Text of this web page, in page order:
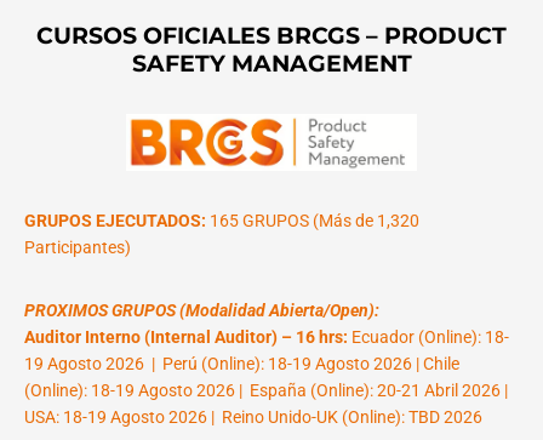
CURSOS OFICIALES BRCGS – PRODUCT
SAFETY MANAGEMENT
GRUPOS EJECUTADOS: 165 GRUPOS (Más de 1,320
Participantes)
PROXIMOS GRUPOS (Modalidad Abierta/Open):
Auditor Interno (Internal Auditor) – 16 hrs: Ecuador (Online): 18-
19 Agosto 2026 | Perú (Online): 18-19 Agosto 2026 | Chile
(Online): 18-19 Agosto 2026 | España (Online): 20-21 Abril 2026 |
USA: 18-19 Agosto 2026 | Reino Unido-UK (Online): TBD 2026